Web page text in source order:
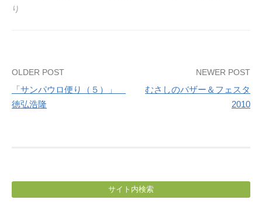
り
Post
navigation
OLDER POST
「サンパウロ便り（５）」
徳弘浩隆
NEWER POST
むさしのバザー＆フェスタ
2010
サイト内検索